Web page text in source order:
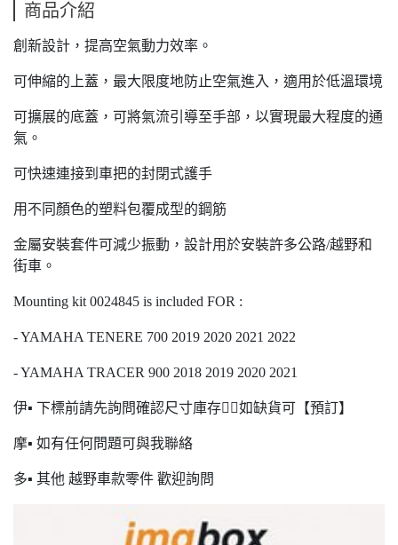
商品介紹
創新設計，提高空氣動力效率。
可伸縮的上蓋，最大限度地防止空氣進入，適用於低溫環境
可擴展的底蓋，可將氣流引導至手部，以實現最大程度的通
氣。
可快速連接到車把的封閉式護手
用不同顏色的塑料包覆成型的鋼筋
金屬安裝套件可減少振動，設計用於安裝許多公路/越野和
街車。
Mounting kit 0024845 is included FOR :
- YAMAHA TENERE 700 2019 2020 2021 2022
- YAMAHA TRACER 900 2018 2019 2020 2021
伊▪ 下標前請先詢問確認尺寸庫存🙋‍♂️如缺貨可【預訂】
摩▪ 如有任何問題可與我聯絡
多▪ 其他 越野車款零件 歡迎詢問